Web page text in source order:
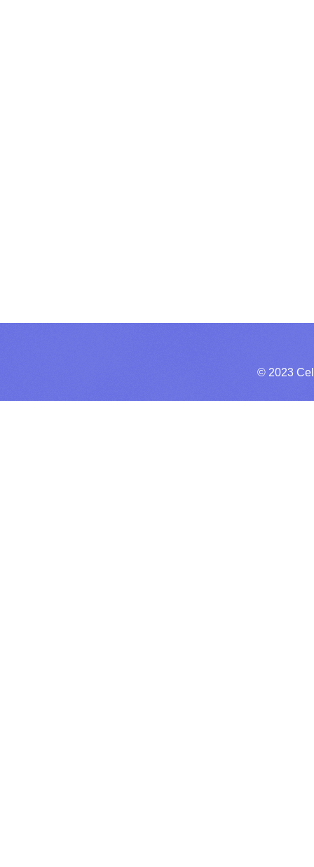
© 2023